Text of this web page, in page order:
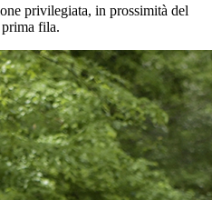
privilegiata, in prossimità del
fila.